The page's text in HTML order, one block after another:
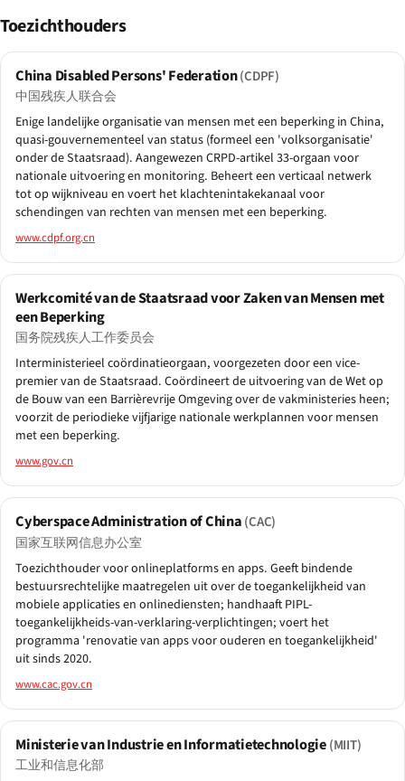
Toezichthouders
China Disabled Persons' Federation(CDPF)
中国残疾人联合会
Enige landelijke organisatie van mensen met een beperking in China,
quasi-gouvernementeel van status (formeel een 'volksorganisatie'
onder de Staatsraad). Aangewezen CRPD-artikel 33-orgaan voor
nationale uitvoering en monitoring. Beheert een verticaal netwerk
tot op wijkniveau en voert het klachtenintakekanaal voor
schendingen van rechten van mensen met een beperking.
www.cdpf.org.cn
Werkcomité van de Staatsraad voor Zaken van Mensen met
een Beperking
国务院残疾人工作委员会
Interministerieel coördinatieorgaan, voorgezeten door een vice-
premier van de Staatsraad. Coördineert de uitvoering van de Wet op
de Bouw van een Barrièrevrije Omgeving over de vakministeries heen;
voorzit de periodieke vijfjarige nationale werkplannen voor mensen
met een beperking.
www.gov.cn
Cyberspace Administration of China(CAC)
国家互联网信息办公室
Toezichthouder voor onlineplatforms en apps. Geeft bindende
bestuursrechtelijke maatregelen uit over de toegankelijkheid van
mobiele applicaties en onlinediensten; handhaaft PIPL-
toegankelijkheids-van-verklaring-verplichtingen; voert het
programma 'renovatie van apps voor ouderen en toegankelijkheid'
uit sinds 2020.
www.cac.gov.cn
Ministerie van Industrie en Informatietechnologie(MIIT)
工业和信息化部